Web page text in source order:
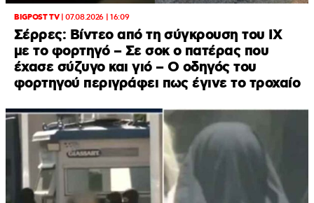
BIGPOST TV|07.08.2026 | 16:09
Σέρρες: Βίντεο από τη σύγκρουση του ΙΧ
με το φορτηγό – Σε σοκ ο πατέρας που
έχασε σύζυγο και γιό – Ο οδηγός του
φορτηγού περιγράφει πως έγινε το τροχαίο